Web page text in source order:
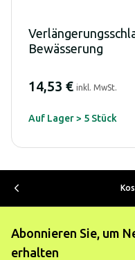
Bewässerung
14,53 € inkl. MwSt.
Auf Lager > 5 Stück
Abonnieren Sie, um
erhalten